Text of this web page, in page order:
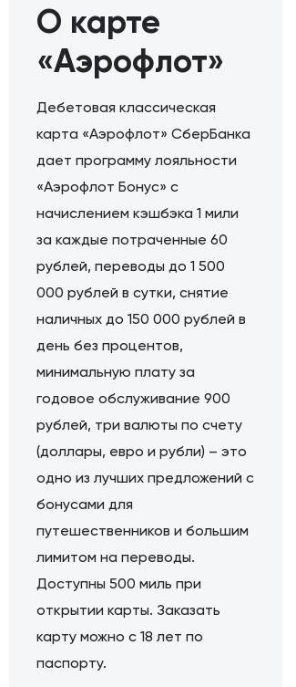
О карте
«Аэрофлот»
Дебетовая классическая
карта «Аэрофлот» СберБанка
дает программу лояльности
«Аэрофлот Бонус» с
начислением кэшбэка 1 мили
за каждые потраченные 60
рублей, переводы до 1 500
000 рублей в сутки, снятие
наличных до 150 000 рублей в
день без процентов,
минимальную плату за
годовое обслуживание 900
рублей, три валюты по счету
(доллары, евро и рубли) – это
одно из лучших предложений с
бонусами для
путешественников и большим
лимитом на переводы.
Доступны 500 миль при
открытии карты. Заказать
карту можно с 18 лет по
паспорту.